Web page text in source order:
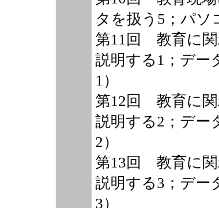
タを扱う5；パソ
第11回 教育に関
説明する1；デー
1）
第12回 教育に関
説明する2；デー
2）
第13回 教育に関
説明する3；デー
3）